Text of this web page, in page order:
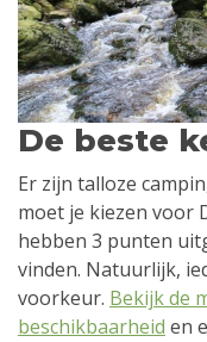
De beste
Er zijn talloze
moet je kiezen voor
hebben 3 punten
vinden. Natuurlijk,
voorkeur. Bekijk de
beschikbaarheid en